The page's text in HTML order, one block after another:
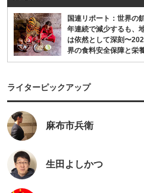
国連リポート：世界の
年連続で減少するも、
は依然として深刻〜
界の食料安全保障と栄
ライターピックアップ
麻布市兵衛
生田よしかつ